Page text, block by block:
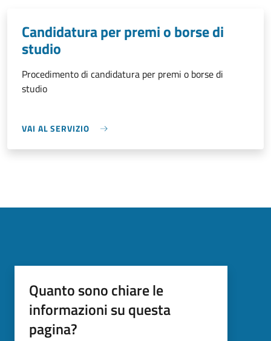
Candidatura per premi o borse di
studio
Procedimento di candidatura per premi o borse di
studio
VAI AL SERVIZIO
Quanto sono chiare le
informazioni su questa
pagina?